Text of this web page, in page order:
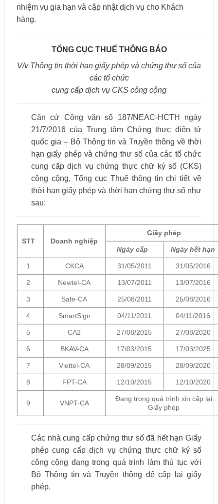
nhiệm vụ gia hạn và cập nhật dịch vụ cho Khách
hàng.
TỔNG CỤC THUẾ THÔNG BÁO
V/v Thông tin thời hạn giấy phép và chứng thư số của
các tổ chức
cung cấp dịch vụ CKS công cộng
Căn cứ Công văn số 187/NEAC-HCTH ngày
21/7/2016 của Trung tâm Chứng thực điện tử
quốc gia – Bộ Thông tin và Truyền thông về thời
hạn giấy phép và chứng thư số của các tổ chức
cung cấp dịch vụ chứng thực chữ ký số (CKS)
công cộng, Tổng cục Thuế thông tin chi tiết về
thời hạn giấy phép và thời hạn chứng thư số như
sau:
STT Doanh nghiệp
Giấy phép
Ngày cấp Ngày hết hạn
1 CKCA 31/05/2011 31/05/2016
2 Newtel-CA 13/07/2011 13/07/2016
3 Safe-CA 25/08/2011 25/08/2016
4 SmartSign 04/11/2011 04/11/2016
5 CA2 27/08/2015 27/08/2020
6 BKAV-CA 17/03/2015 17/03/2025
7 Viettel-CA 28/09/2015 28/09/2020
8 FPT-CA 12/10/2015 12/10/2020
9 VNPT-CA
Đang trong quá trình xin cấp lại
Giấy phép
Các nhà cung cấp chứng thư số đã hết hạn Giấy
phép cung cấp dịch vụ chứng thực chữ ký số
công cộng đang trong quá trình làm thủ tục với
Bộ Thông tin và Truyền thông để cấp lại giấy
phép.